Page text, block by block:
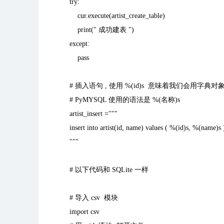
try:
cur.execute(artist_create_table)
print(" 成功建表 ")
except:
pass
# 插入语句 , 使用 %(id)s 意味着我们会用字典对
# PyMYSQL 使用的语法是 %(名称)s
artist_insert ="""
insert into artist(id, name) values ( %(id)s, %(name)s
"""
# 以下代码和 SQLite 一样
# 导入 csv 模块
import csv